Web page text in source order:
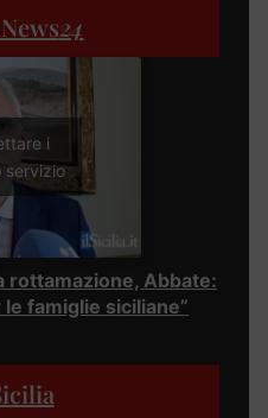
24
i
servizio
rottamazione, Abbate:
famiglie siciliane”